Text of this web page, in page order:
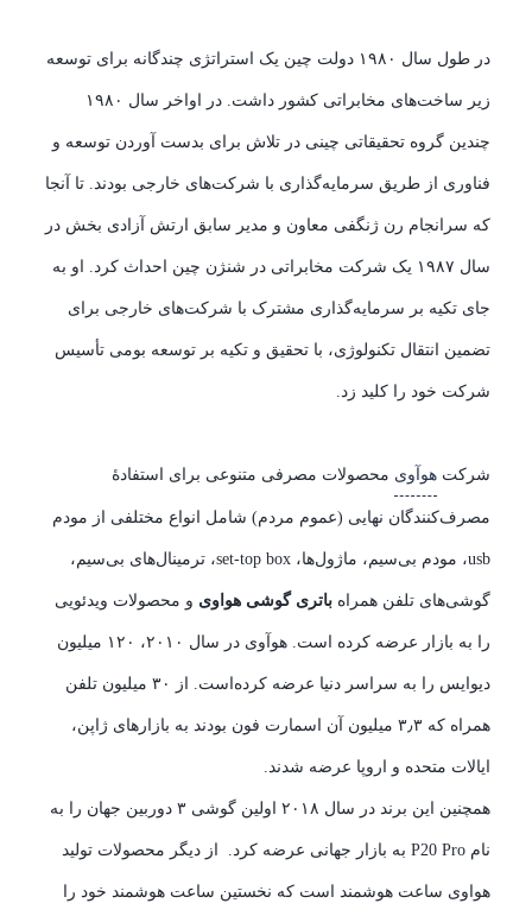
در طول سال ۱۹۸۰ دولت چین یک استراتژی چندگانه برای توسعه
زیر ساخت‌های مخابراتی کشور داشت. در اواخر سال ۱۹۸۰
چندین گروه تحقیقاتی چینی در تلاش برای بدست آوردن توسعه و
فناوری از طریق سرمایه‌گذاری با شرکت‌های خارجی بودند. تا آنجا
که سرانجام رن ژنگفی معاون و مدیر سابق ارتش آزادی بخش در
سال ۱۹۸۷ یک شرکت مخابراتی در شنژن چین احداث کرد. او به
جای تکیه بر سرمایه‌گذاری مشترک با شرکت‌های خارجی برای
تضمین انتقال تکنولوژی، با تحقیق و تکیه بر توسعه بومی تأسیس
شرکت خود را کلید زد.
شرکت هوآوی محصولات مصرفی متنوعی برای استفادهٔ
مصرف‌کنندگان نهایی (عموم مردم) شامل انواع مختلفی از مودم
usb، مودم بی‌سیم، ماژول‌ها، set-top box، ترمینال‌های بی‌سیم،
گوشی‌های تلفن همراه باتری گوشی هواوی و محصولات ویدئویی
را به بازار عرضه کرده‌ است. هوآوی در سال ۲۰۱۰، ۱۲۰ میلیون
دیوایس را به سراسر دنیا عرضه کرده‌است. از ۳۰ میلیون تلفن
همراه که ۳٫۳ میلیون آن اسمارت فون بودند به بازارهای ژاپن،
ایالات متحده و اروپا عرضه شدند.
همچنین این برند در سال ۲۰۱۸ اولین گوشی ۳ دوربین جهان را به
نام P20 Pro به بازار جهانی عرضه کرد. از دیگر محصولات تولید
هواوی ساعت هوشمند است که نخستین ساعت هوشمند خود را